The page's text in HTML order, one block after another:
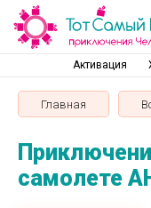
Активация
Главная
самолете